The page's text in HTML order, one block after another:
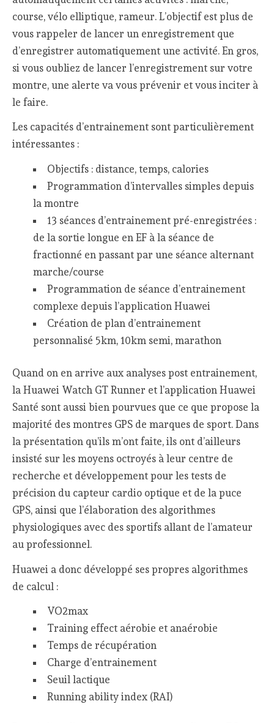
course, vélo elliptique, rameur. L’objectif est plus de
vous rappeler de lancer un enregistrement que
d’enregistrer automatiquement une activité. En gros,
si vous oubliez de lancer l’enregistrement sur votre
montre, une alerte va vous prévenir et vous inciter à
le faire.
Les capacités d’entrainement sont particulièrement
intéressantes :
Objectifs : distance, temps, calories
Programmation d’intervalles simples depuis
la montre
13 séances d’entrainement pré-enregistrées :
de la sortie longue en EF à la séance de
fractionné en passant par une séance alternant
marche/course
Programmation de séance d’entrainement
complexe depuis l’application Huawei
Création de plan d’entrainement
personnalisé 5km, 10km semi, marathon
Quand on en arrive aux analyses post entrainement,
la Huawei Watch GT Runner et l’application Huawei
Santé sont aussi bien pourvues que ce que propose la
majorité des montres GPS de marques de sport. Dans
la présentation qu’ils m’ont faite, ils ont d’ailleurs
insisté sur les moyens octroyés à leur centre de
recherche et développement pour les tests de
précision du capteur cardio optique et de la puce
GPS, ainsi que l’élaboration des algorithmes
physiologiques avec des sportifs allant de l’amateur
au professionnel.
Huawei a donc développé ses propres algorithmes
de calcul :
VO2max
Training effect aérobie et anaérobie
Temps de récupération
Charge d’entrainement
Seuil lactique
Running ability index (RAI)